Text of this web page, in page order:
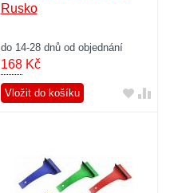
Rusko
do 14-28 dnů od objednání
168Kč
Vložit do košíku